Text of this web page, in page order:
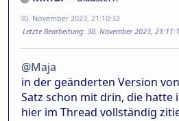
30. November 2023, 21:10:32
Letzte Bearbeitung: 30. November 2023,
@Maja
in der geänderten Version
Satz schon mit drin, die hatte
hier im Thread vollständig